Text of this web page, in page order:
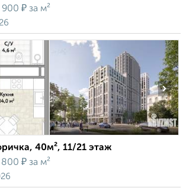
900 ₽ за м²
›
40м², 11/21 этаж
800 ₽ за м²